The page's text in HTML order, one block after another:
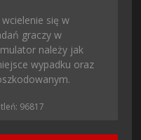
się w
graczy w
należy jak
wypadku oraz
96817